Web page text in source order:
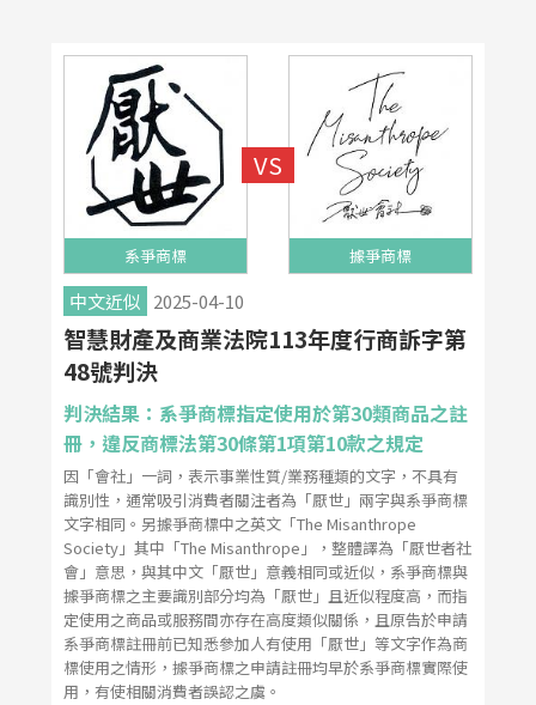
系爭商標 據爭商標
中文近似 2025-04-10
智慧財產及商業法院113年度行商訴字第
48號判決
判決結果：系爭商標指定使用於第30類商品之註
冊，違反商標法第30條第1項第10款之規定
因「會社」一詞，表示事業性質/業務種類的文字，不具有
識別性，通常吸引消費者關注者為「厭世」兩字與系爭商標
文字相同。另據爭商標中之英文「The Misanthrope
Society」其中「The Misanthrope」，整體譯為「厭世者社
會」意思，與其中文「厭世」意義相同或近似，系爭商標與
據爭商標之主要識別部分均為「厭世」且近似程度高，而指
定使用之商品或服務間亦存在高度類似關係，且原告於申請
系爭商標註冊前已知悉參加人有使用「厭世」等文字作為商
標使用之情形，據爭商標之申請註冊均早於系爭商標實際使
用，有使相關消費者誤認之虞。